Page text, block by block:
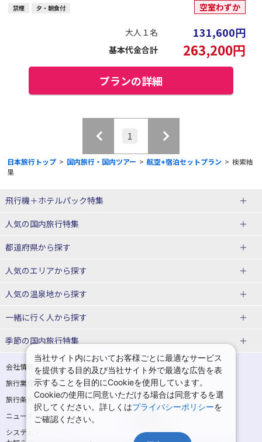
禁煙 夕・朝食付 空室わずか
大人１名 131,600円
基本代金合計 263,200円
プランの詳細
1
日本旅行トップ > 国内旅行・国内ツアー > 航空+宿泊セットプラン > 検索結
果
飛行機＋ホテルパック特集
赤い風船ダイナミックパッケージ
ＪＡＬで行く飛行機+ホテルパック
人気の国内旅行特集
東京ディズニーリゾート®への旅
ユニバーサル・スタジオ・ジャパ
都道府県から探す
北海道旅行・ツアー
東北
青森旅行・ツアー
宮城旅行・ツアー
秋田旅行・ツアー
山形旅行・ツアー
福島旅行・ツアー
関東
東京旅行・ツアー
人気のエリアから探す
函館旅行
仙台旅行
那須旅行
日光旅行
小笠原旅行
人気の温泉地から探す
北海道
湯の川温泉(北海道)
十勝川温泉(北海道)
阿寒湖温泉(北海道)
洞爺湖温泉(北海道)
川湯温泉(北海道)
層雲峡温泉(北海道)
知床温泉(北海道)
一緒に行く人から探す
一人旅 国内版
カップル・夫婦旅行 国内版
女子旅 国内版
卒業旅行・学生旅行 国内版
季節の国内旅行特集
桜・お花見特集
ゴールデンウィーク（GW）の国内
旅行
夏休み・お盆の国内旅行
7月の国内旅行
8月の国内旅行
10月の国内旅行
11月の国内旅行
会社情報
プライバシーポリシー
旅行業登録票・約款
規約集
旅行条件書
商標について
ニュースリリース
システムメンテナンスの
サイトマップ
当社サイト内においてお客様ごとに最適なサービス
を提供する目的及び当社サイト外で最適な広告を表
示することを目的にCookieを使用しています。
Cookieの使用に同意いただける場合は同意するを選
択してください。詳しくはプライバシーポリシーを
ご確認ください。